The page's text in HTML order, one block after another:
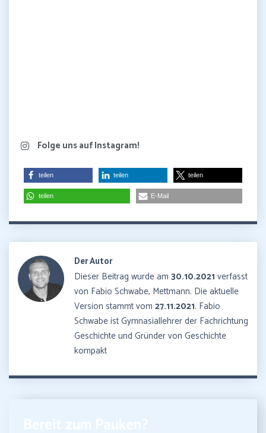
Folge uns auf Instagram!
teilen teilen teilen
teilen E-Mail
Der Autor
Dieser Beitrag wurde am 30.10.2021 verfasst
von Fabio Schwabe, Mettmann. Die aktuelle
Version stammt vom 27.11.2021. Fabio
Schwabe ist Gymnasiallehrer der Fachrichtung
Geschichte und Gründer von Geschichte
kompakt